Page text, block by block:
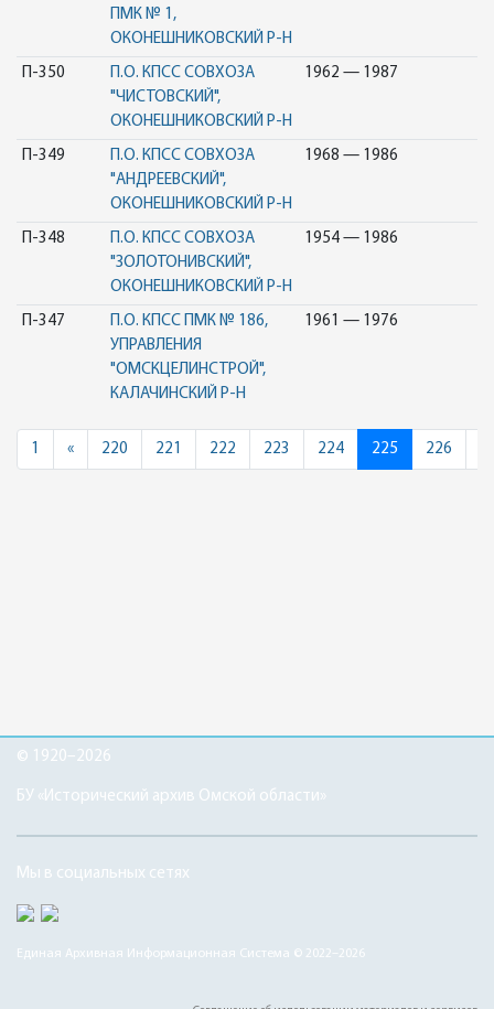
ПМК № 1,
ОКОНЕШНИКОВСКИЙ Р-Н
П-350
П.О. КПСС СОВХОЗА
"ЧИСТОВСКИЙ",
ОКОНЕШНИКОВСКИЙ Р-Н
1962 — 1987
П-349
П.О. КПСС СОВХОЗА
"АНДРЕЕВСКИЙ",
ОКОНЕШНИКОВСКИЙ Р-Н
1968 — 1986
П-348
П.О. КПСС СОВХОЗА
"ЗОЛОТОНИВСКИЙ",
ОКОНЕШНИКОВСКИЙ Р-Н
1954 — 1986
П-347
П.О. КПСС ПМК № 186,
УПРАВЛЕНИЯ
"ОМСКЦЕЛИНСТРОЙ",
КАЛАЧИНСКИЙ Р-Н
1961 — 1976
1 «Previous
220 221 222 223 224 225 226
© 1920–2026
БУ «Исторический архив Омской области»
Мы в социальных сетях
Единая Архивная Информационная Система © 2022–2026